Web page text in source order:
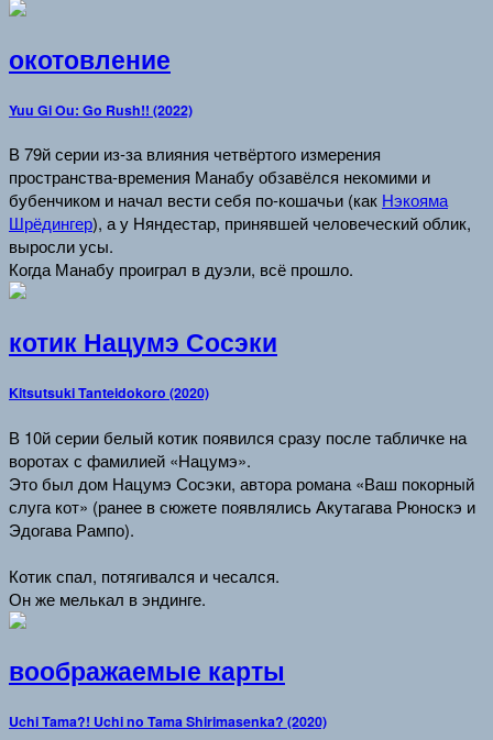
окотовление
Yuu Gi Ou: Go Rush!! (2022)
В 79й серии из-за влияния четвёртого измерения
пространства-времения Манабу обзавёлся некомими и
бубенчиком и начал вести себя по-кошачьи (как Нэкояма
Шрёдингер), а у Няндестар, принявшей человеческий облик,
выросли усы.
Когда Манабу проиграл в дуэли, всё прошло.
котик Нацумэ Сосэки
Kitsutsuki Tanteidokoro (2020)
В 10й серии белый котик появился сразу после табличке на
воротах с фамилией «Нацумэ».
Это был дом Нацумэ Сосэки, автора романа «Ваш покорный
слуга кот» (ранее в сюжете появлялись Акутагава Рюноскэ и
Эдогава Рампо).
Котик спал, потягивался и чесался.
Он же мелькал в эндинге.
воображаемые карты
Uchi Tama?! Uchi no Tama Shirimasenka? (2020)